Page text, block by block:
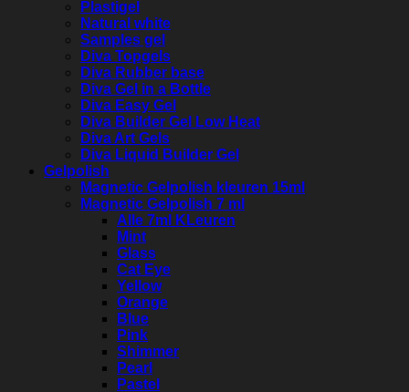
Plastigel
Natural white
Samples gel
Diva Topgels
Diva Rubber base
Diva Gel in a Bottle
Diva Easy Gel
Diva Builder Gel Low Heat
Diva Art Gels
Diva Liquid Builder Gel
Gelpolish
Magnetic Gelpolish kleuren 15ml
Magnetic Gelpolish 7 ml
Alle 7ml KLeuren
Mint
Glass
Cat Eye
Yellow
Orange
Blue
Pink
Shimmer
Pearl
Pastel